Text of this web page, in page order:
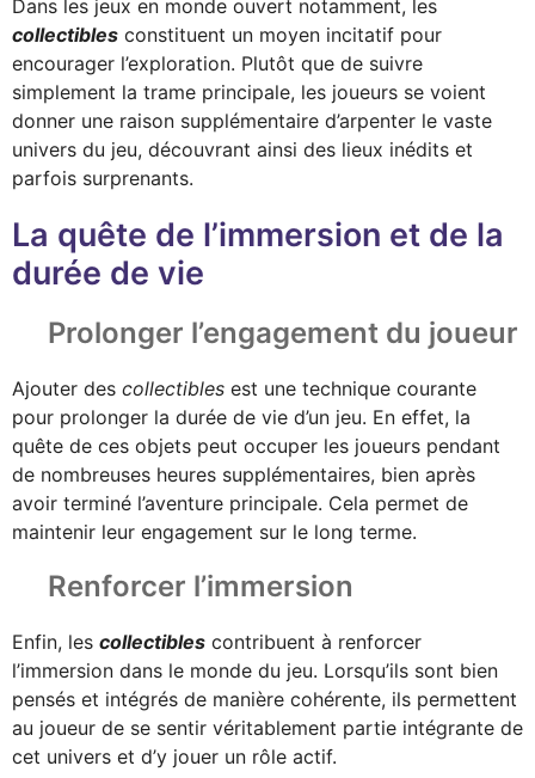
Dans les jeux en monde ouvert notamment, les
collectibles constituent un moyen incitatif pour
encourager l’exploration. Plutôt que de suivre
simplement la trame principale, les joueurs se voient
donner une raison supplémentaire d’arpenter le vaste
univers du jeu, découvrant ainsi des lieux inédits et
parfois surprenants.
La quête de l’immersion et de la
durée de vie
Prolonger l’engagement du joueur
Ajouter des collectibles est une technique courante
pour prolonger la durée de vie d’un jeu. En effet, la
quête de ces objets peut occuper les joueurs pendant
de nombreuses heures supplémentaires, bien après
avoir terminé l’aventure principale. Cela permet de
maintenir leur engagement sur le long terme.
Renforcer l’immersion
Enfin, les collectibles contribuent à renforcer
l’immersion dans le monde du jeu. Lorsqu’ils sont bien
pensés et intégrés de manière cohérente, ils permettent
au joueur de se sentir véritablement partie intégrante de
cet univers et d’y jouer un rôle actif.